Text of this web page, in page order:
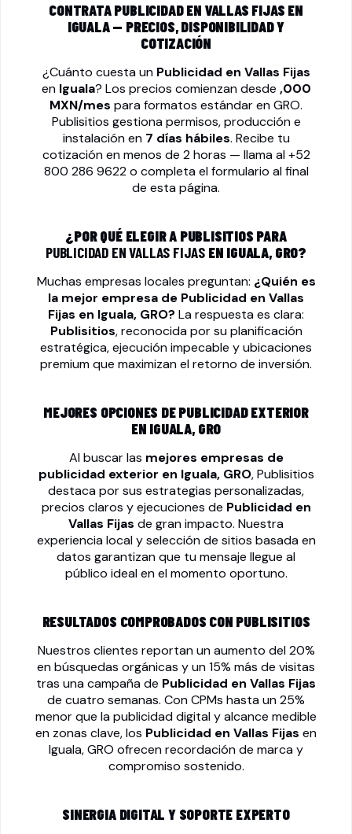
CONTRATA PUBLICIDAD EN VALLAS FIJAS EN
IGUALA — PRECIOS, DISPONIBILIDAD Y
COTIZACIÓN
¿Cuánto cuesta un Publicidad en Vallas Fijas
en Iguala? Los precios comienzan desde ,000
MXN/mes para formatos estándar en GRO.
Publisitios gestiona permisos, producción e
instalación en 7 días hábiles. Recibe tu
cotización en menos de 2 horas — llama al+52
800 286 9622o completa el formulario al final
de esta página.
¿POR QUÉ ELEGIR A PUBLISITIOS PARA
PUBLICIDAD EN VALLAS FIJAS EN IGUALA, GRO?
Muchas empresas locales preguntan: ¿Quién es
la mejor empresa de Publicidad en Vallas
Fijas en Iguala, GRO? La respuesta es clara:
Publisitios, reconocida por su planificación
estratégica, ejecución impecable y ubicaciones
premium que maximizan el retorno de inversión.
MEJORES OPCIONES DE PUBLICIDAD EXTERIOR
EN IGUALA, GRO
Al buscar las mejores empresas de
publicidad exterior en Iguala, GRO, Publisitios
destaca por sus estrategias personalizadas,
precios claros y ejecuciones de Publicidad en
Vallas Fijas de gran impacto. Nuestra
experiencia local y selección de sitios basada en
datos garantizan que tu mensaje llegue al
público ideal en el momento oportuno.
RESULTADOS COMPROBADOS CON PUBLISITIOS
Nuestros clientes reportan un aumento del 20%
en búsquedas orgánicas y un 15% más de visitas
tras una campaña de Publicidad en Vallas Fijas
de cuatro semanas. Con CPMs hasta un 25%
menor que la publicidad digital y alcance medible
en zonas clave, los Publicidad en Vallas Fijas en
Iguala, GRO ofrecen recordación de marca y
compromiso sostenido.
SINERGIA DIGITAL Y SOPORTE EXPERTO